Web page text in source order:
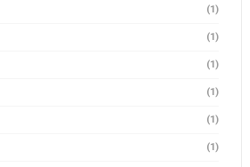
(1)
(1)
(1)
(1)
(1)
(1)